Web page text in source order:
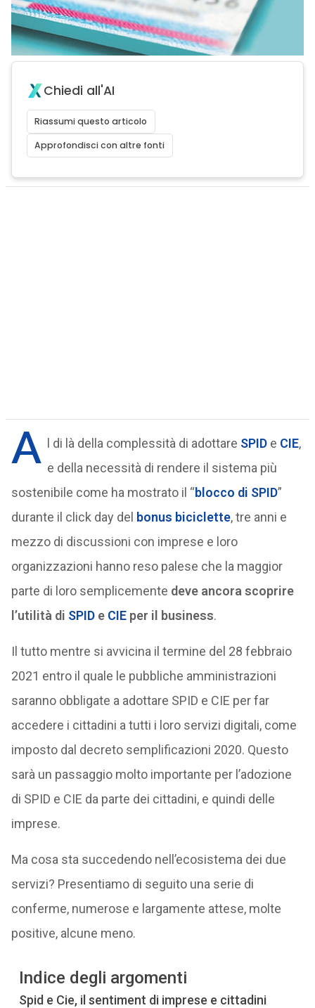
Chiedi all'AI
Riassumi questo articolo
Approfondisci con altre fonti
A l di là della complessità di adottare SPID e CIE,
e della necessità di rendere il sistema più
sostenibile come ha mostrato il “blocco di SPID”
durante il click day del bonus biciclette, tre anni e
mezzo di discussioni con imprese e loro
organizzazioni hanno reso palese che la maggior
parte di loro semplicemente deve ancora scoprire
l’utilità di SPIDe CIEper il business.
Il tutto mentre si avvicina il termine del 28 febbraio
2021 entro il quale le pubbliche amministrazioni
saranno obbligate a adottare SPID e CIE per far
accedere i cittadini a tutti i loro servizi digitali, come
imposto dal decreto semplificazioni 2020. Questo
sarà un passaggio molto importante per l’adozione
di SPID e CIE da parte dei cittadini, e quindi delle
imprese.
Ma cosa sta succedendo nell’ecosistema dei due
servizi? Presentiamo di seguito una serie di
conferme, numerose e largamente attese, molte
positive, alcune meno.
Indice degli argomenti
Spid e Cie, il sentiment di imprese e cittadini